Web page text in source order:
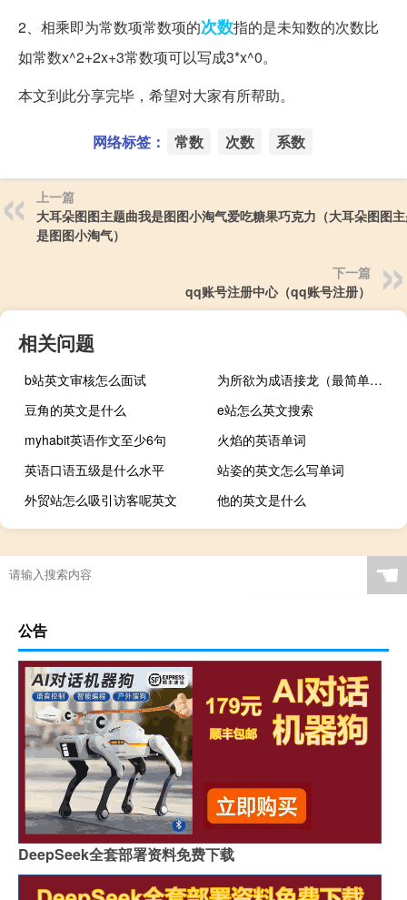
2、相乘即为常数项常数项的次数指的是未知数的次数比
如常数x^2+2x+3常数项可以写成3*x^0。
本文到此分享完毕，希望对大家有所帮助。
网络标签： 常数 次数 系数
上一篇
大耳朵图图主题曲我是图图小淘气爱吃糖果巧克力（大耳朵图图
是图图小淘气）
下一篇
qq账号注册中心（qq账号注册）
相关问题
b站英文审核怎么面试
为所欲为成语接龙（最简单的180个成语的成语接龙）
豆角的英文是什么
e站怎么英文搜索
myhabit英语作文至少6句
火焰的英语单词
英语口语五级是什么水平
站姿的英文怎么写单词
外贸站怎么吸引访客呢英文
他的英文是什么
☚
公告
DeepSeek全套部署资料免费下载